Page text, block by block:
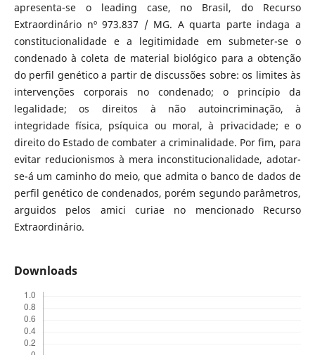
apresenta-se o leading case, no Brasil, do Recurso
Extraordinário nº 973.837 / MG. A quarta parte indaga a
constitucionalidade e a legitimidade em submeter-se o
condenado à coleta de material biológico para a obtenção
do perfil genético a partir de discussões sobre: os limites às
intervenções corporais no condenado; o princípio da
legalidade; os direitos à não autoincriminação, à
integridade física, psíquica ou moral, à privacidade; e o
direito do Estado de combater a criminalidade. Por fim, para
evitar reducionismos à mera inconstitucionalidade, adotar-
se-á um caminho do meio, que admita o banco de dados de
perfil genético de condenados, porém segundo parâmetros,
arguidos pelos amici curiae no mencionado Recurso
Extraordinário.
Downloads